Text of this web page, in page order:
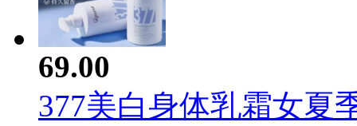
69.00
377美白身体乳霜女夏